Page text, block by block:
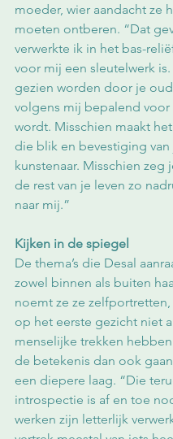
moeder, wier aandacht ze
moeten ontberen. “Dat
verwerkte ik in het bas-
voor mij een sleutelwerk
gezien worden door je
volgens mij bepalend voor
wordt. Misschien maakt
die blik en bevestiging van
kunstenaar. Misschien zeg
de rest van je leven zo
naar mij.”
Kijken in de spiegel
De thema’s die Desal
zowel binnen als buiten
noemt ze ze zelfportretten,
op het eerste gezicht niet
menselijke trekken
de betekenis dan ook
een diepere laag. “Die
introspectie is af en toe
werken zijn letterlijk